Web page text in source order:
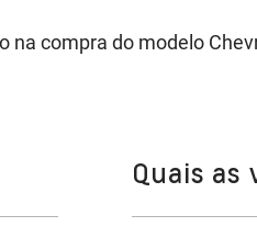
na compra do modelo
Quais as